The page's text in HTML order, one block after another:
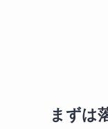
まずは